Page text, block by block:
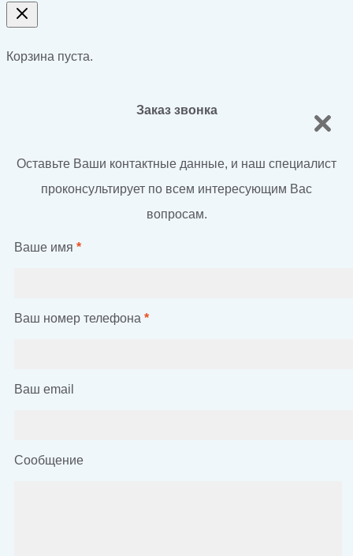
Корзина пуста.
Заказ звонка
Оставьте Ваши контактные данные, и наш специалист
проконсультирует по всем интересующим Вас
вопросам.
Ваше имя *
Ваш номер телефона *
Ваш email
Сообщение